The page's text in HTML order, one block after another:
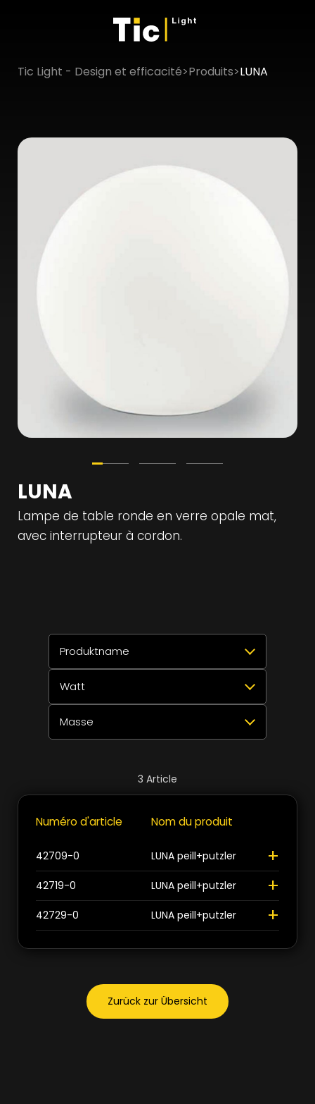
Tic Light - Design et efficacité>Produits>LUNA
LUNA
Lampe de table ronde en verre opale mat,
avec interrupteur à cordon.
Produktname
Sélectionner tout ✕
LUNA peill+putzler 3
Fermer
Watt
Sélectionner tout ✕
1x 60W 2
Masse
Ø250mm 1
Ø300mm
Fermer
3 Article
Numéro d'article Nom du produit
42709-0 LUNA peill+putzler +
42719-0 LUNA peill+putzler +
42729-0 LUNA peill+putzler +
Zurück zur Übersicht
>